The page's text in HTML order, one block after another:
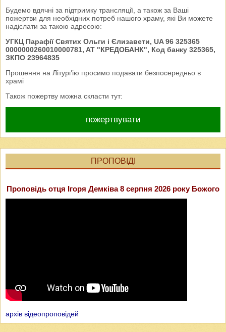
Будемо вдячні за підтримку трансляції, а також за Ваші
пожертви для необхідних потреб нашого храму, які Ви можете
надіслати за такою адресою:
УГКЦ Парафії Святих Ольги і Єлизавети, UA 96 325365
0000000260010000781, AT "КРЕДОБАНК", Код банку 325365,
ЗКПО 23964835
Прошення на Літурґію просимо подавати безпосередньо в
храмі
Також пожертву можна скласти тут:
пожертвувати
ПРОПОВІДІ
Проповідь отця Ігоря Демківа 8 серпня 2026 року Божого
архів відеопроповідей